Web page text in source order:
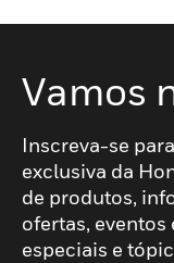
Vamos
Inscreva-se
exclusiva da
de produtos,
ofertas, eventos
especiais e